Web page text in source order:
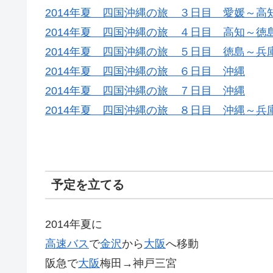
2014年夏 四国沖縄の旅 ３日目 愛媛～高
2014年夏 四国沖縄の旅 ４日目 高知～徳
2014年夏 四国沖縄の旅 ５日目 徳島～兵
2014年夏 四国沖縄の旅 ６日目 沖縄
2014年夏 四国沖縄の旅 ７日目 沖縄
2014年夏 四国沖縄の旅 ８日目 沖縄～兵
予定を立てる
2014年夏に
高速バス で金沢から 大阪へ移動
阪急で大阪梅田→神戸三宮